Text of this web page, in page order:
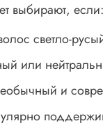
выбирают, если:
светло-
или
и